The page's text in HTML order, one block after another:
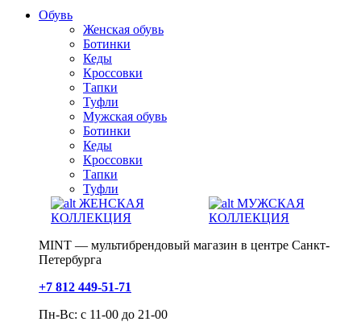
Обувь
Женская обувь
Ботинки
Кеды
Кроссовки
Тапки
Туфли
Мужская обувь
Ботинки
Кеды
Кроссовки
Тапки
Туфли
ЖЕНСКАЯ
КОЛЛЕКЦИЯ
МУЖСКАЯ
КОЛЛЕКЦИЯ
MINT — мультибрендовый магазин в центре Санкт-
Петербурга
+7 812 449-51-71
Пн-Вс: с 11-00 до 21-00